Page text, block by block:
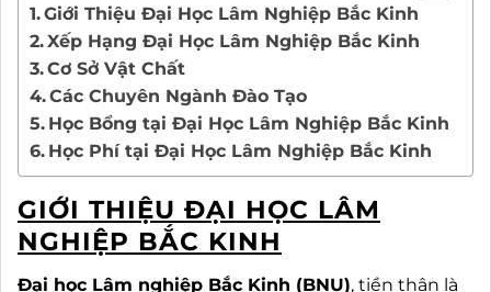
Giới Thiệu Đại Học Lâm Nghiệp Bắc Kinh
Xếp Hạng Đại Học Lâm Nghiệp Bắc Kinh
Cơ Sở Vật Chất
Các Chuyên Ngành Đào Tạo
Học Bổng tại Đại Học Lâm Nghiệp Bắc Kinh
Học Phí tại Đại Học Lâm Nghiệp Bắc Kinh
GIỚI THIỆU ĐẠI HỌC LÂM
NGHIỆP BẮC KINH
Đại học Lâm nghiệp Bắc Kinh (BNU), tiền thân là